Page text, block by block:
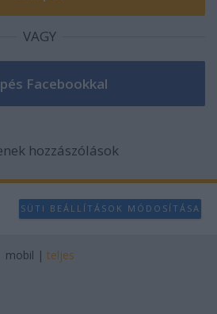
VAGY
hozzászólások
SÜTI BEÁLLÍTÁSOK MÓDOSÍTÁSA
mobil | teljes